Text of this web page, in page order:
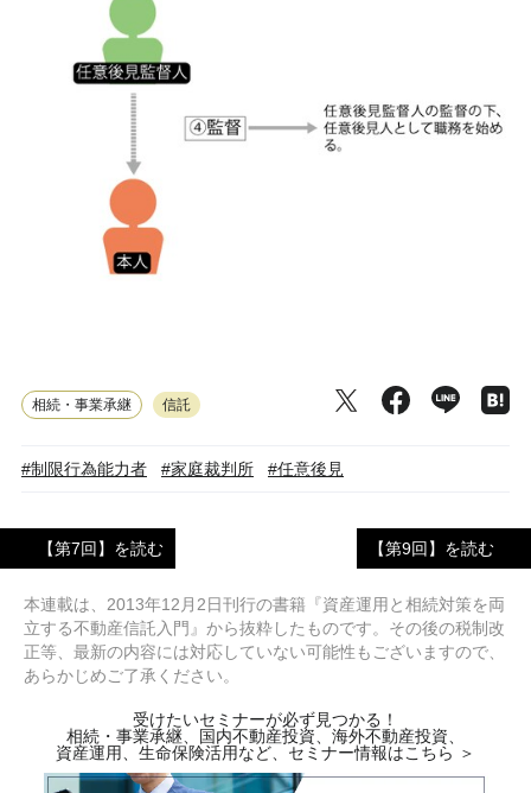
相続・事業承継 信託
#制限行為能力者 #家庭裁判所 #任意後見
【第7回】を読む 【第9回】を読む
本連載は、2013年12月2日刊行の書籍『資産運用と相続対策を両
立する不動産信託入門』から抜粋したものです。その後の税制改
正等、最新の内容には対応していない可能性もございますので、
あらかじめご了承ください。
受けたいセミナーが必ず見つかる！
相続・事業承継、国内不動産投資、海外不動産投資、
資産運用、生命保険活用など、セミナー情報はこちら ＞